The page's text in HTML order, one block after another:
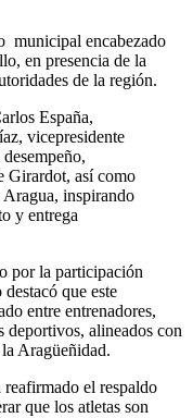
municipal encabezado
en presencia de la
de la región.
España,
vicepresidente
Girardot, así como
Aragua, inspirando
y entrega
por la participación
que este
entre entrenadores,
deportivos, alineados con
Aragüeñidad.
el respaldo
que los atletas son